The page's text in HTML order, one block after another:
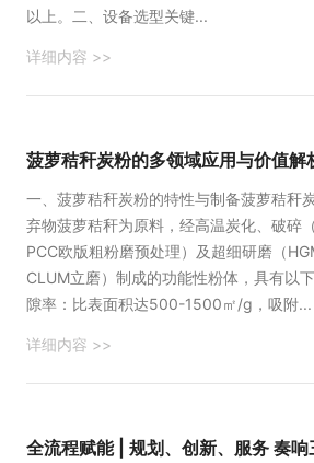
以上。二、设备选型关键...
详细内容 >>
菠萝秸秆炭粉的多领域应用与价值解
一、菠萝秸秆炭粉的特性与制备‌菠萝秸秆
弃物菠萝秸秆为原料，经高温炭化、破碎
PCC欧版粗粉磨预处理）及超细研磨（
CLUM立磨）制成的功能性粉体，具有
隙率‌：比表面积达500-1500㎡/g，吸附...
详细内容 >>
全流程赋能 | 规划、创新、服务 奏